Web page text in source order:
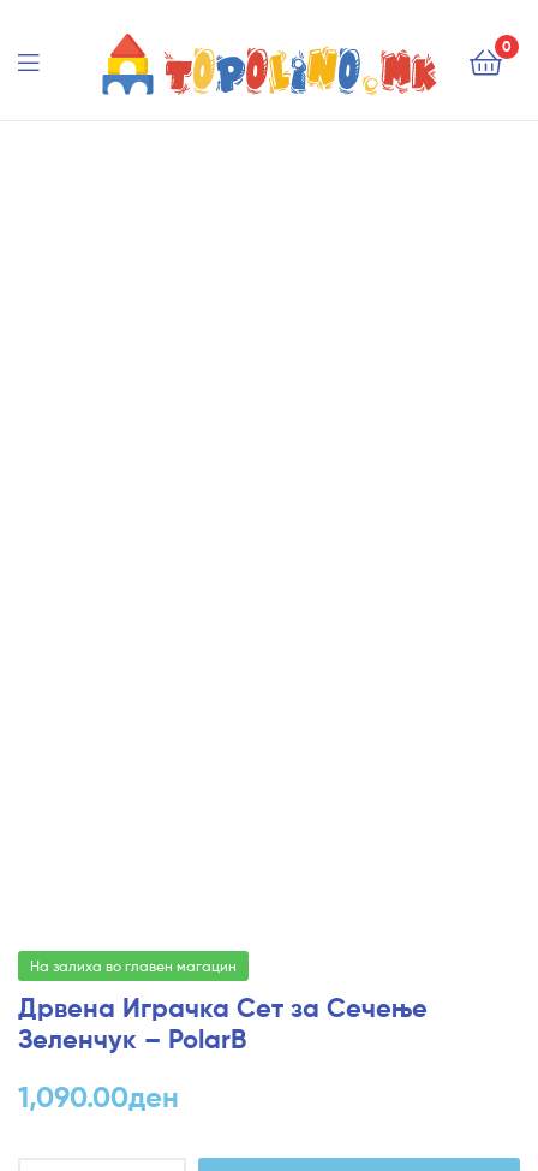
0
На залиха во главен магацин
Дрвена Играчка Сет за Сечење
Зеленчук – PolarB
1,090.00ден